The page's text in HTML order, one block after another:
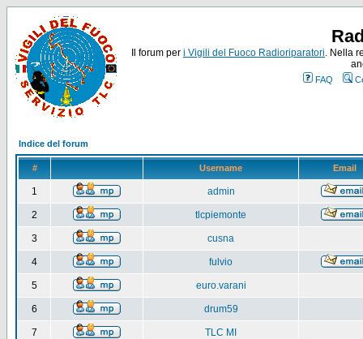
Il forum per i Vigili del Fuoco Radioriparatori. Nella
FAQ
Indice del forum
# Username Email
1 admin
2 tlcpiemonte
3 cusna
4 fulvio
5 euro.varani
6 drum59
7 TLC MI